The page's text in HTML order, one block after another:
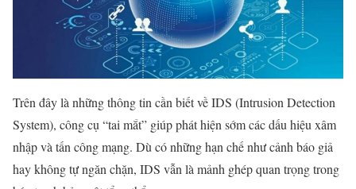
Trên đây là những thông tin cần biết về IDS (Intrusion Detection
System), công cụ “tai mắt” giúp phát hiện sớm các dấu hiệu xâm
nhập và tấn công mạng. Dù có những hạn chế như cảnh báo giả
hay không tự ngăn chặn, IDS vẫn là mảnh ghép quan trọng trong